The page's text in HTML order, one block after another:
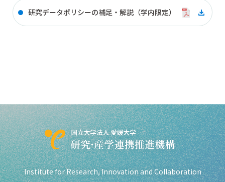
研究データポリシーの補足・解説​（学内限定）​
Institute for Research,Innovation and Collaboration